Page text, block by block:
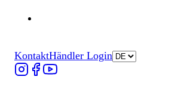
KontaktHändler Login